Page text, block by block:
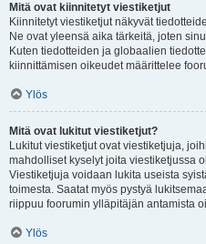
Mitä ovat kiinnitetyt viestiketjut
Kiinnitetyt viestiketjut näkyvät
Ne ovat yleensä aika tärkeitä, joten
Kuten tiedotteiden ja globaalien
kiinnittämisen oikeudet määrittelee
Ylös
Mitä ovat lukitut viestiketjut?
Lukitut viestiketjut ovat viestiketjuja,
mahdolliset kyselyt joita viestiketjussa
Viestiketjuja voidaan lukita useista
toimesta. Saatat myös pystyä
riippuu foorumin ylläpitäjän antamista
Ylös